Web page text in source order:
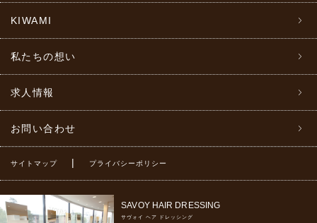
KIWAMI
私たちの想い
求人情報
お問い合わせ
サイトマップ | プライバシーポリシー
SAVOY HAIR DRESSING
サヴォイ ヘア ドレッシング